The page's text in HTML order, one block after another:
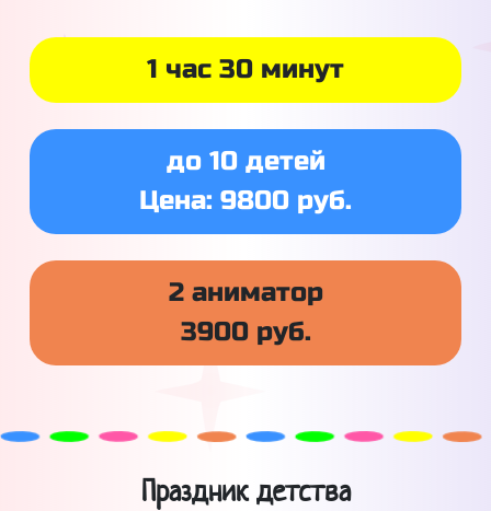
1 час 30 минут
до 10 детей
Цена: 9800 руб.
2 аниматор
3900 руб.
Праздник детства